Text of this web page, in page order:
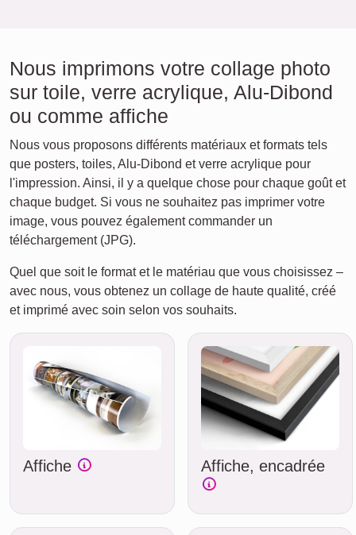
Nous imprimons votre collage photo
sur toile, verre acrylique, Alu-Dibond
ou comme affiche
Nous vous proposons différents matériaux et formats tels
que posters, toiles, Alu-Dibond et verre acrylique pour
l'impression. Ainsi, il y a quelque chose pour chaque goût et
chaque budget. Si vous ne souhaitez pas imprimer votre
image, vous pouvez également commander un
téléchargement (JPG).
Quel que soit le format et le matériau que vous choisissez –
avec nous, vous obtenez un collage de haute qualité, créé
et imprimé avec soin selon vos souhaits.
Affiche Affiche, encadrée